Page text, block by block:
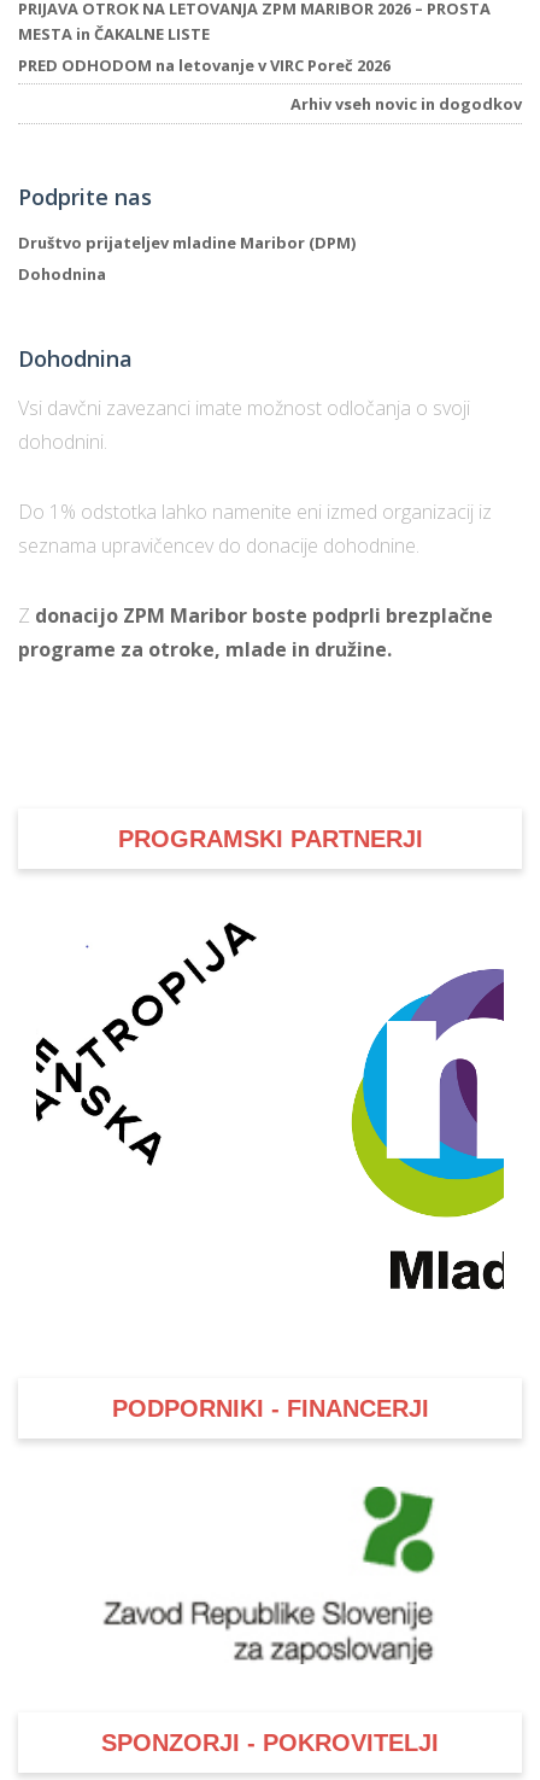
PRIJAVA OTROK NA LETOVANJA ZPM MARIBOR 2026 – PROSTA
MESTA in ČAKALNE LISTE
PRED ODHODOM na letovanje v VIRC Poreč 2026
Arhiv vseh novic in dogodkov
Podprite nas
Društvo prijateljev mladine Maribor (DPM)
Dohodnina
Dohodnina
Vsi davčni zavezanci imate možnost odločanja o svoji
dohodnini.
Do 1% odstotka lahko namenite eni izmed organizacij iz
seznama upravičencev do donacije dohodnine.
Z donacijo ZPM Maribor boste podprli brezplačne
programe za otroke, mlade in družine.
PROGRAMSKI PARTNERJI
PODPORNIKI - FINANCERJI
SPONZORJI - POKROVITELJI